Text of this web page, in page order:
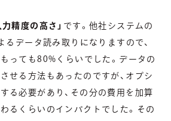
精度の高さ」 です。他社システムの
るデータ読み取りになりますので、
っても80%くらいでした。データの
せる方法もあったのですが、オプシ
る必要があり、その分の費用を加算
るくらいのインパクトでした。その